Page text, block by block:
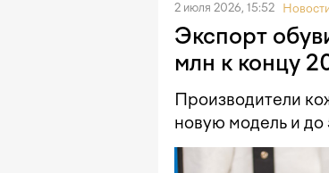
2 июля 2026, 15:52
Экспорт
млн к концу
Производители
новую модель и до